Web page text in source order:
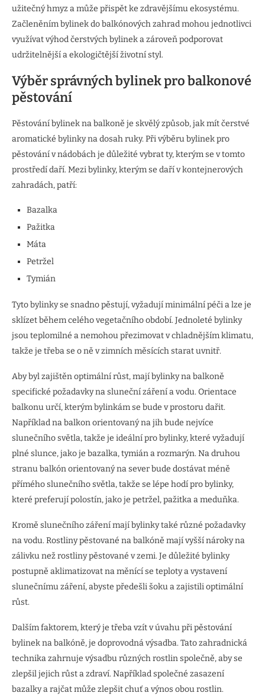
užitečný hmyz a může přispět ke zdravějšímu ekosystému.
Začleněním bylinek do balkónových zahrad mohou jednotlivci
využívat výhod čerstvých bylinek a zároveň podporovat
udržitelnější a ekologičtější životní styl.
Výběr správných bylinek pro balkonové
pěstování
Pěstování bylinek na balkoně je skvělý způsob, jak mít čerstvé
aromatické bylinky na dosah ruky. Při výběru bylinek pro
pěstování v nádobách je důležité vybrat ty, kterým se v tomto
prostředí daří. Mezi bylinky, kterým se daří v kontejnerových
zahradách, patří:
Bazalka
Pažitka
Máta
Petržel
Tymián
Tyto bylinky se snadno pěstují, vyžadují minimální péči a lze je
sklízet během celého vegetačního období. Jednoleté bylinky
jsou teplomilné a nemohou přezimovat v chladnějším klimatu,
takže je třeba se o ně v zimních měsících starat uvnitř.
Aby byl zajištěn optimální růst, mají bylinky na balkoně
specifické požadavky na sluneční záření a vodu. Orientace
balkonu určí, kterým bylinkám se bude v prostoru dařit.
Například na balkon orientovaný na jih bude nejvíce
slunečního světla, takže je ideální pro bylinky, které vyžadují
plné slunce, jako je bazalka, tymián a rozmarýn. Na druhou
stranu balkón orientovaný na sever bude dostávat méně
přímého slunečního světla, takže se lépe hodí pro bylinky,
které preferují polostín, jako je petržel, pažitka a meduňka.
Kromě slunečního záření mají bylinky také různé požadavky
na vodu. Rostliny pěstované na balkóně mají vyšší nároky na
zálivku než rostliny pěstované v zemi. Je důležité bylinky
postupně aklimatizovat na měnící se teploty a vystavení
slunečnímu záření, abyste předešli šoku a zajistili optimální
růst.
Dalším faktorem, který je třeba vzít v úvahu při pěstování
bylinek na balkóně, je doprovodná výsadba. Tato zahradnická
technika zahrnuje výsadbu různých rostlin společně, aby se
zlepšil jejich růst a zdraví. Například společné zasazení
bazalky a rajčat může zlepšit chuť a výnos obou rostlin.